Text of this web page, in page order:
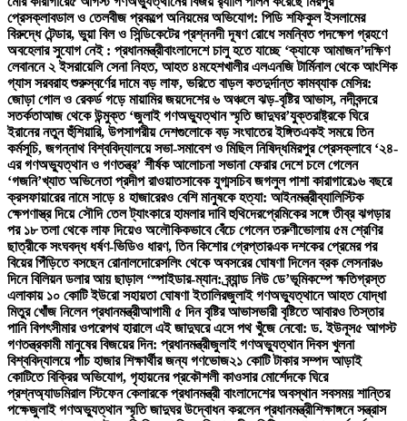
প্রেসক্লাবডাল ও তেলবীজ প্রকল্পে অনিয়মের অভিযোগ: পিডি শফিকুল ইসলামের
বিরুদ্ধে টেন্ডার, ভুয়া বিল ও সিন্ডিকেটের প্রশ্ননদী দূষণ রোধে সমন্বিত পদক্ষেপ গ্রহণে
অবহেলার সুযোগ নেই : প্রধানমন্ত্রীবাংলাদেশে চালু হতে যাচ্ছে ‘ক্যাফে আমাজন’দক্ষিণ
লেবাননে ২ ইসরায়েলি সেনা নিহত, আহত ৪মহেশখালীর এলএনজি টার্মিনাল থেকে আংশিক
গ্যাস সরবরাহ শুরুস্বর্ণের দামে বড় লাফ, ভরিতে বাড়ল কতদুর্দান্ত কামব্যাক মেসির:
জোড়া গোল ও রেকর্ড গড়ে মায়ামির জয়দেশের ৬ অঞ্চলে ঝড়-বৃষ্টির আভাস, নদীবন্দরে
সতর্কতাআজ থেকে উন্মুক্ত ‘জুলাই গণঅভ্যুত্থান স্মৃতি জাদুঘর’যুক্তরাষ্ট্রকে ঘিরে
ইরানের নতুন হুঁশিয়ারি, উপসাগরীয় দেশগুলোকে বড় সংঘাতের ইঙ্গিতএকই সময়ে তিন
কর্মসূচি, জগন্নাথ বিশ্ববিদ্যালয়ে সভা-সমাবেশ ও মিছিল নিষিদ্ধমিরপুর প্রেসক্লাবে ‘২৪-
এর গণঅভ্যুত্থান ও গণতন্ত্র’ শীর্ষক আলোচনা সভানা ফেরার দেশে চলে গেলেন
‘গজনি’খ্যাত অভিনেতা প্রদীপ রাওয়াতসাবেক যুগ্মসচিব জগলুল পাশা কারাগারে১৬ বছরে
ক্রসফায়ারের নামে সাড়ে ৪ হাজারেরও বেশি মানুষকে হত্যা: আইনমন্ত্রীব্যালিস্টিক
ক্ষেপণাস্ত্র দিয়ে সৌদি তেল ট্যাংকারে হামলার দাবি হুথিদেরপ্রেমিকের সঙ্গে তীব্র ঝগড়ার
পর ১৮ তলা থেকে লাফ দিয়েও অলৌকিকভাবে বেঁচে গেলেন তরুণীভোলায় ৫ম শ্রেণির
ছাত্রীকে সংঘবদ্ধ ধর্ষণ-ভিডিও ধারণ, তিন কিশোর গ্রেপ্তারএক দশকের প্রেমের পর
বিয়ের পিঁড়িতে বসছেন রোনালদোরেসলিং থেকে অবসরের ঘোষণা দিলেন ব্রক লেসনার৬
দিনে বিলিয়ন ডলার আয় ছাড়াল ‘স্পাইডার-ম্যান: ব্র্যান্ড নিউ ডে’ভূমিকম্পে ক্ষতিগ্রস্ত
এলাকায় ১০ কোটি ইউরো সহায়তা ঘোষণা ইতালিরজুলাই গণঅভ্যুত্থানে আহত যোদ্ধা
মিতুর খোঁজ নিলেন প্রধানমন্ত্রীআগামী ৫ দিন বৃষ্টির আভাসভারী বৃষ্টিতে আবারও তিস্তার
পানি বিপৎসীমার ওপরেপথ হারালে এই জাদুঘরে এসে পথ খুঁজে নেবো: ড. ইউনূস৫ আগস্ট
গণতন্ত্রকামী মানুষের বিজয়ের দিন: প্রধানমন্ত্রীজুলাই গণঅভ্যুত্থান দিবস খুলনা
বিশ্ববিদ্যালয়ে পাঁচ হাজার শিক্ষার্থীর জন্য গণভোজ২১ কোটি টাকার সম্পদ আড়াই
কোটিতে বিক্রির অভিযোগ, গৃহায়নের প্রকৌশলী কাওসার মোর্শেদকে ঘিরে
প্রশ্নঅ্যাডমিরাল স্টিফেন কেলারকে প্রধানমন্ত্রী বাংলাদেশের অবস্থান সবসময় শান্তির
পক্ষেজুলাই গণঅভ্যুত্থান স্মৃতি জাদুঘর উদ্বোধন করলেন প্রধানমন্ত্রীশিক্ষাঙ্গনে সন্ত্রাস